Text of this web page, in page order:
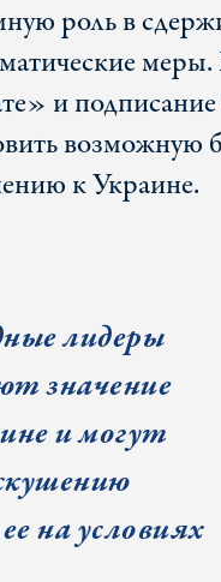
роль в
и
возможную
к Украине.
лидеры
значение
и могут
на условиях